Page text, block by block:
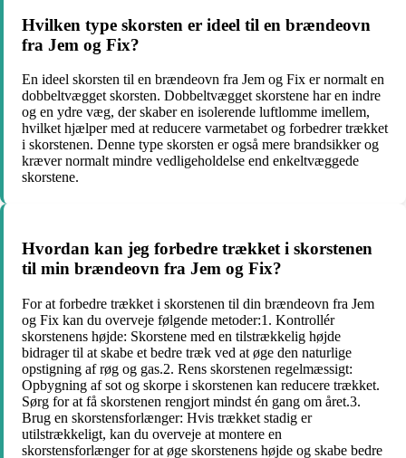
Hvilken type skorsten er ideel til en brændeovn
fra Jem og Fix?
En ideel skorsten til en brændeovn fra Jem og Fix er normalt en
dobbeltvægget skorsten. Dobbeltvægget skorstene har en indre
og en ydre væg, der skaber en isolerende luftlomme imellem,
hvilket hjælper med at reducere varmetabet og forbedrer trækket
i skorstenen. Denne type skorsten er også mere brandsikker og
kræver normalt mindre vedligeholdelse end enkeltvæggede
skorstene.
Hvordan kan jeg forbedre trækket i skorstenen
til min brændeovn fra Jem og Fix?
For at forbedre trækket i skorstenen til din brændeovn fra Jem
og Fix kan du overveje følgende metoder:1. Kontrollér
skorstenens højde: Skorstene med en tilstrækkelig højde
bidrager til at skabe et bedre træk ved at øge den naturlige
opstigning af røg og gas.2. Rens skorstenen regelmæssigt:
Opbygning af sot og skorpe i skorstenen kan reducere trækket.
Sørg for at få skorstenen rengjort mindst én gang om året.3.
Brug en skorstensforlænger: Hvis trækket stadig er
utilstrækkeligt, kan du overveje at montere en
skorstensforlænger for at øge skorstenens højde og skabe bedre